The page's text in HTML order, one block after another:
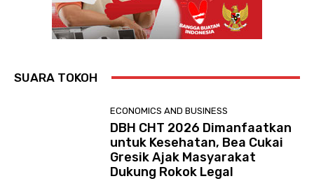
SUARA TOKOH
ECONOMICS AND BUSINESS
DBH CHT 2026 Dimanfaatkan
untuk Kesehatan, Bea Cukai
Gresik Ajak Masyarakat
Dukung Rokok Legal